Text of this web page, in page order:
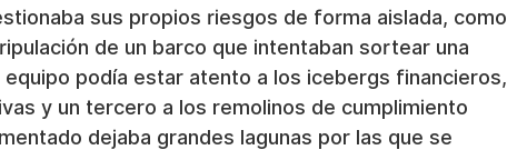
sus propios riesgos de forma aislada, como
de un barco que intentaban sortear una
podía estar atento a los icebergs financieros,
y un tercero a los remolinos de cumplimiento
dejaba grandes lagunas por las que se